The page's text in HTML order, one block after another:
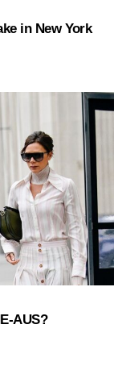
in New York
AUS?